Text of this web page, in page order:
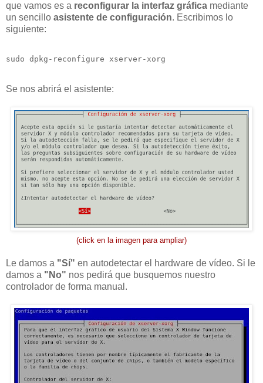
que vamos es a reconfigurar la interfaz gráfica mediante
un sencillo asistente de configuración. Escribimos lo
siguiente:
sudo dpkg-reconfigure xserver-xorg
Se nos abrirá el asistente:
(click en la imagen para ampliar)
Le damos a "Sí" en autodetectar el hardware de vídeo. Si le
damos a "No" nos pedirá que busquemos nuestro
controlador de forma manual.